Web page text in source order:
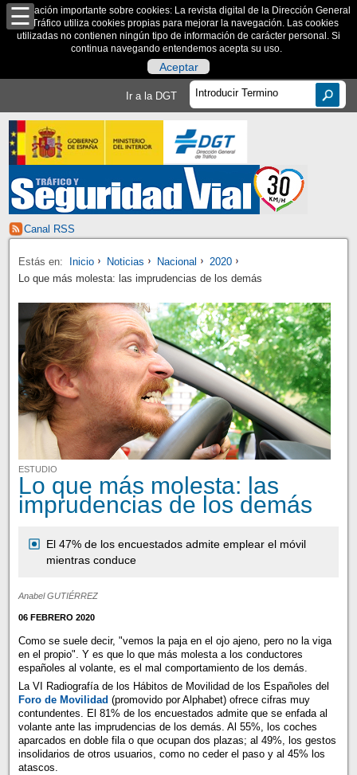
Información importante sobre cookies: La revista digital de la Dirección General
de Tráfico utiliza cookies propias para mejorar la navegación. Las cookies
utilizadas no contienen ningún tipo de información de carácter personal. Si
continua navegando entendemos acepta su uso.
Aceptar
Ir a la DGT
Canal RSS
Estás en: Inicio Noticias Nacional
2020
Lo que más molesta: las imprudencias de los demás
ESTUDIO
Lo que más molesta: las
imprudencias de los demás
El 47% de los encuestados admite emplear el móvil
mientras conduce
Anabel GUTIÉRREZ
06 FEBRERO 2020
Como se suele decir, "vemos la paja en el ojo ajeno, pero no la viga
en el propio". Y es que lo que más molesta a los conductores
españoles al volante, es el mal comportamiento de los demás.
La VI Radiografía de los Hábitos de Movilidad de los Españoles del
Foro de Movilidad (promovido por Alphabet) ofrece cifras muy
contundentes. El 81% de los encuestados admite que se enfada al
volante ante las imprudencias de los demás. Al 55%, los coches
aparcados en doble fila o que ocupan dos plazas; al 49%, los gestos
insolidarios de otros usuarios, como no ceder el paso y al 45% los
atascos.